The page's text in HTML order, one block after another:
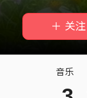
＋ 关注
音乐